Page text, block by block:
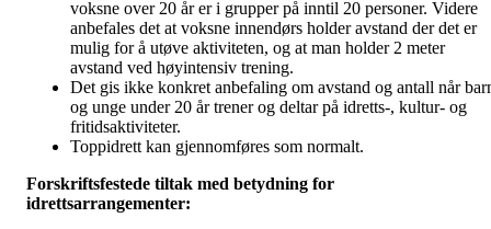
voksne over 20 år er i grupper på inntil 20 personer. Videre
anbefales det at voksne innendørs holder avstand der det er
mulig for å utøve aktiviteten, og at man holder 2 meter
avstand ved høyintensiv trening.
Det gis ikke konkret anbefaling om avstand og antall når
og unge under 20 år trener og deltar på idretts-, kultur- og
fritidsaktiviteter.
Toppidrett kan gjennomføres som normalt.
Forskriftsfestede tiltak med betydning for
idrettsarrangementer: